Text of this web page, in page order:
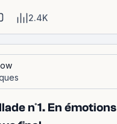
2.4K
n°1. En émotions